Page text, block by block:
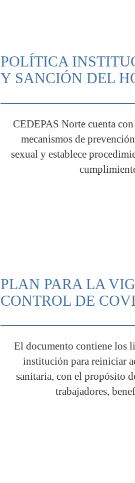
POLÍTICA
Y SANCIÓN DEL
CEDEPAS Norte cuenta
mecanismos de
sexual y establece
PLAN PARA LA
CONTROL DE
El documento contiene los
institución para reiniciar
sanitaria, con el propósito
trabajadores,